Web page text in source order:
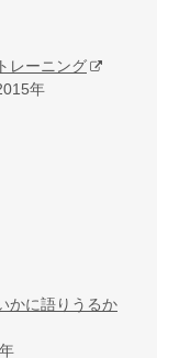
レーニング
年
かに語りうるか